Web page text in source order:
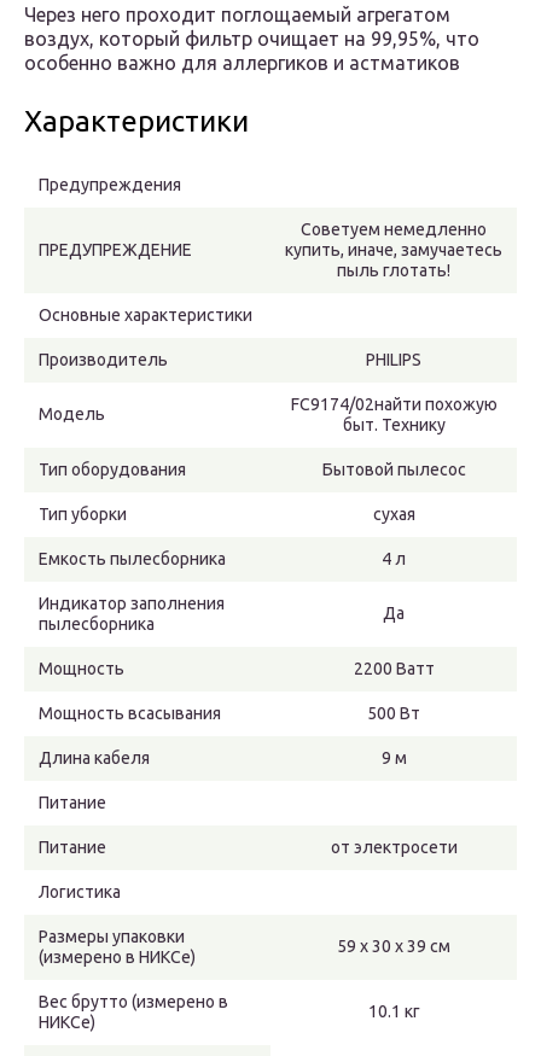
Через него проходит поглощаемый агрегатом
воздух, который фильтр очищает на 99,95%, что
особенно важно для аллергиков и астматиков
Характеристики
Предупреждения
ПРЕДУПРЕЖДЕНИЕ
Советуем немедленно
купить, иначе, замучаетесь
пыль глотать!
Основные характеристики
Производитель PHILIPS
Модель
FC9174/02найти похожую
быт. Технику
Тип оборудования Бытовой пылесос
Тип уборки сухая
Емкость пылесборника 4 л
Индикатор заполнения
пылесборника
Да
Мощность 2200 Ватт
Мощность всасывания 500 Вт
Длина кабеля 9 м
Питание
Питание от электросети
Логистика
Размеры упаковки
(измерено в НИКСе)
59 x 30 x 39 см
Вес брутто (измерено в
НИКСе)
10.1 кг